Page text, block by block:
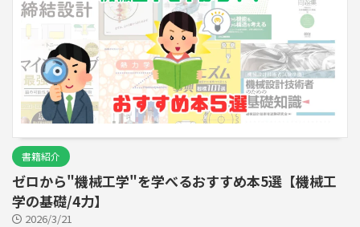
書籍紹介
ゼロから"機械工学"を学べるおすすめ本5選【機械工
学の基礎/4力】
2026/3/21